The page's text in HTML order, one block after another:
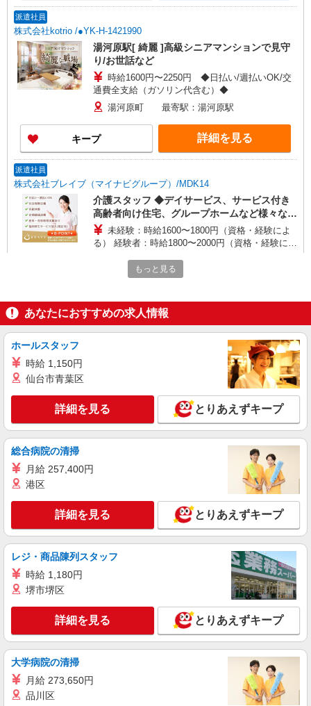
派遣社員
株式会社kotrio /●YK-H-1421990
湯河原駅[ 綺麗 ]高級シニアマンションで見守
り/お世話など
時給1600円〜2250円 ◆日払い/週払いOK/交
通費全支給（ガソリン代含む）◆
湯河原町 最寄駅：湯河原駅
キープ 詳細を見る
派遣社員
株式会社ブレイブ（マイナビグループ）/MDK14
介護スタッフ ◆デイサービス、サービス付き
高齢者向け住宅、グループホームなど様々な勤
務先から選べます。
未経験：時給1600〜1800円（資格・経験によ
る） 経験者：時給1800〜2000円（資格・経験によ
日）＝35万2000円 ◆昇給あり ◆支払い方法 ※日
払い/週払い/月払い対応も可能です。詳しくは面談
当社規定あり
神奈川県湯河原町 【最寄駅】 ◆JR東海道本線
「湯河原駅」 ★その他、近隣に多数勤務地ありま
キープ 詳細を見る
派遣社員
株式会社kotrio /●YK-H-2100611
＼日払いも選べる／湯河原駅＊高級シニアマン
時給1600円〜2250円 ＜日払い有/週払い有/交
通費全支給(ガソリン代含む)＞
湯河原町 最寄駅：湯河原駅
キープ 詳細を見る
アルバイト
ミモザ湯河原温々
グループホームの介護スタッフ（実務者研修）
時給：1,450円〜 ・スキル手当：115円 （スキ
り） を含む [夜勤]1回分 ・実務者研修：29,770
ミモザ湯河原温々 神奈川県足柄下郡湯河原町
キープ 詳細を見る
アルバイト パート
ミモザ湯河原温々
グループホームの介護スタッフ（介護福祉士）
ル手当は約1年間固定、その後変動の可能性あり）
もっと見る
あなたにおすすめの求人情報
ホールスタッフ
時給 1,150円
仙台市青葉区
詳細を見る とりあえずキープ
総合病院の清掃
月給 257,400円
港区
詳細を見る とりあえずキープ
レジ・商品陳列スタッフ
時給 1,180円
堺市堺区
詳細を見る とりあえずキープ
大学病院の清掃
月給 273,650円
品川区